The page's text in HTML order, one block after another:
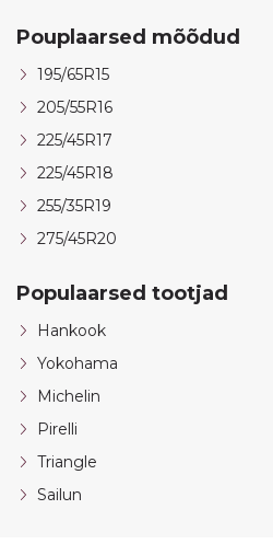
Pouplaarsed mõõdud
195/65R15
205/55R16
225/45R17
225/45R18
255/35R19
275/45R20
Populaarsed tootjad
Hankook
Yokohama
Michelin
Pirelli
Triangle
Sailun